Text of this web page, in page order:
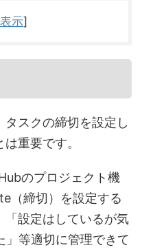
表示]
スクの締切を設定し
重要です。
のプロジェクト機
（締切）を設定する
「設定はしているが気
等適切に管理できて